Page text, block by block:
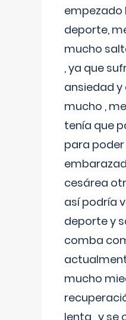
empezado
deporte,
mucho
, ya que
ansiedad
mucho ,
tenía que
para
cesárea
así podría
deporte y
comba
mucho
lenta , y se